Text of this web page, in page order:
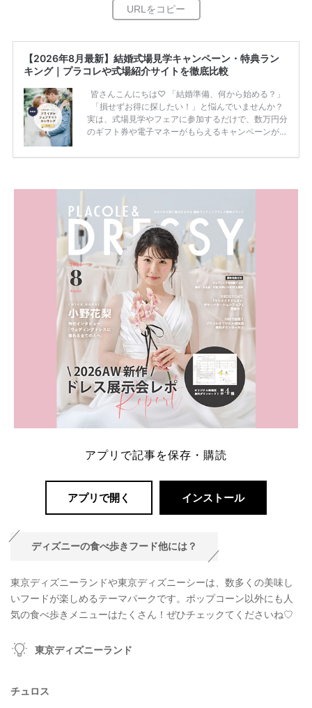
【2026年8月最新】結婚式場見学キャンペーン・特典ラン
キング｜プラコレや式場紹介サイトを徹底比較
皆さんこんにちは♡ 「結婚準備、何から始める？」
「損せずお得に探したい！」と悩んでいませんか？
実は、式場見学やフェアに参加するだけで、数万円分
のギフト券や電子マネーがもらえるキャンペーンがあ
ため、比較せずに選ぶと損をしてしまうことも……。
内容：特典金額・条件・応募方法・注意点 「どこが
一番お得？」「プラコレの特典は？」といった疑問も
解決します。 まずは診断で候補を絞れる「ウェディ
ング診断」か、体験型 […]
続きを読む
アプリで記事を保存・購読
アプリで開く インストール
ディズニーの食べ歩きフード他には？
東京ディズニーランドや東京ディズニーシーは、数多くの美味し
いフードが楽しめるテーマパークです。ポップコーン以外にも人
気の食べ歩きメニューはたくさん！ぜひチェックてくださいね♡
東京ディズニーランド
チュロス